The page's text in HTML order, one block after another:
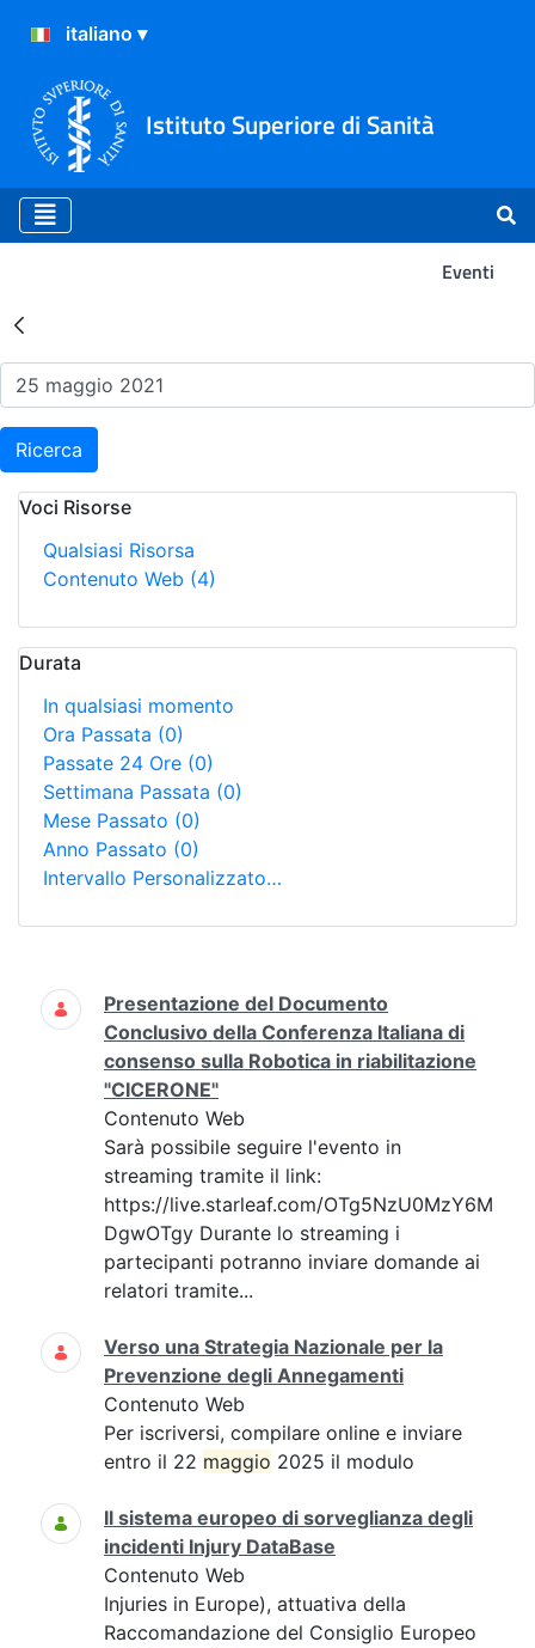
Istituto Superiore di Sanità
Eventi
Risultati della Ricerca -
Ricerca
Voci Risorse
Qualsiasi Risorsa
Contenuto Web (4)
Durata
In qualsiasi momento
Ora Passata (0)
Passate 24 Ore (0)
Settimana Passata (0)
Mese Passato (0)
Anno Passato (0)
Intervallo Personalizzato…
Ricerca
Presentazione del Documento
Conclusivo della Conferenza Italiana di
consenso sulla Robotica in riabilitazione
"CICERONE"
Contenuto Web
Sarà possibile seguire l'evento in
streaming tramite il link:
https://live.starleaf.com/OTg5NzU0MzY6M
DgwOTgy Durante lo streaming i
partecipanti potranno inviare domande ai
relatori tramite...
Verso una Strategia Nazionale per la
Prevenzione degli Annegamenti
Contenuto Web
Per iscriversi, compilare online e inviare
entro il 22 maggio 2025 il modulo
Il sistema europeo di sorveglianza degli
incidenti Injury DataBase
Contenuto Web
Injuries in Europe), attuativa della
Raccomandazione del Consiglio Europeo